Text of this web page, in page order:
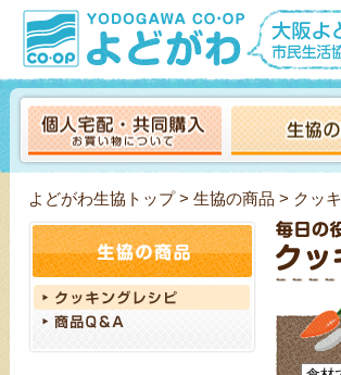
よどがわ生協トップ> 生協の商品 > クッ